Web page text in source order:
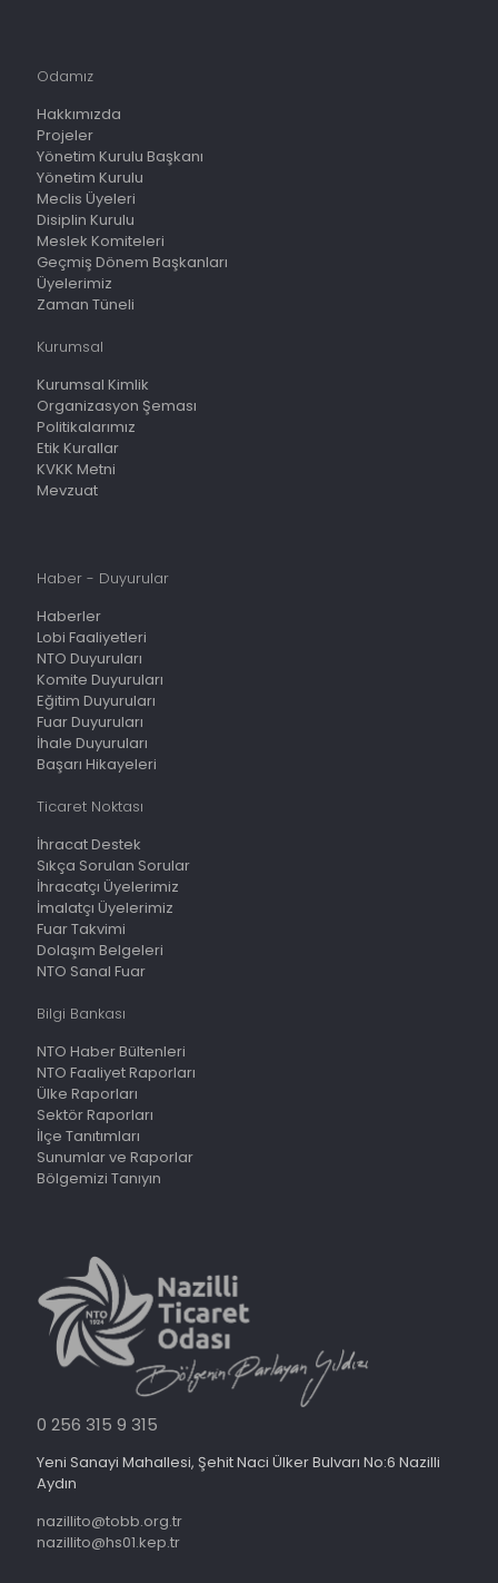
Odamız
Hakkımızda
Projeler
Yönetim Kurulu Başkanı
Yönetim Kurulu
Meclis Üyeleri
Disiplin Kurulu
Meslek Komiteleri
Geçmiş Dönem Başkanları
Üyelerimiz
Zaman Tüneli
Kurumsal
Kurumsal Kimlik
Organizasyon Şeması
Politikalarımız
Etik Kurallar
KVKK Metni
Mevzuat
Haber - Duyurular
Haberler
Lobi Faaliyetleri
NTO Duyuruları
Komite Duyuruları
Eğitim Duyuruları
Fuar Duyuruları
İhale Duyuruları
Başarı Hikayeleri
Ticaret Noktası
İhracat Destek
Sıkça Sorulan Sorular
İhracatçı Üyelerimiz
İmalatçı Üyelerimiz
Fuar Takvimi
Dolaşım Belgeleri
NTO Sanal Fuar
Bilgi Bankası
NTO Haber Bültenleri
NTO Faaliyet Raporları
Ülke Raporları
Sektör Raporları
İlçe Tanıtımları
Sunumlar ve Raporlar
Bölgemizi Tanıyın
0 256 315 9 315
Yeni Sanayi Mahallesi, Şehit Naci Ülker Bulvarı No:6 Nazilli
Aydın
nazillito@tobb.org.tr
nazillito@hs01.kep.tr